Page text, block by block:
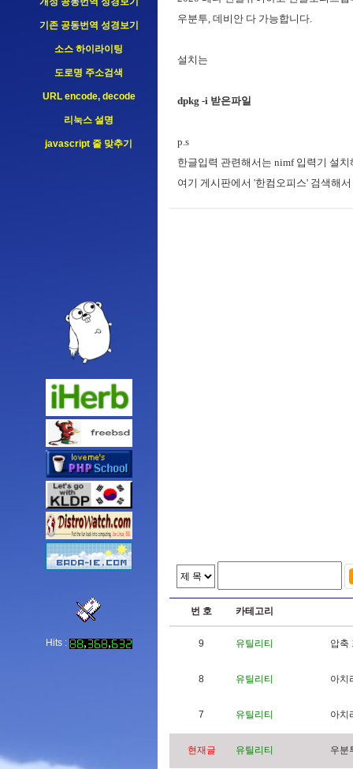
기존 공동번역 성경보기
소스 하이라이팅
도로명 주소검색
URL encode, decode
리눅스 설명
javascript 줄 맞추기
Hits :
우분투, 데비안 다 가능합니다.
설치는
dpkg -i 받은파일
p.s
한글입력 관련해서는 nimf 입력기 설치
여기 게시판에서 '한컴오피스' 검색해
번 호 카테고리
9 유틸리티 압축
8 유틸리티 아치
7 유틸리티 아치
현재글 유틸리티 우분